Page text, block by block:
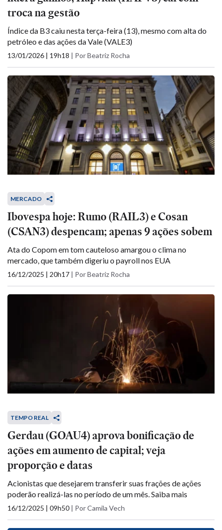
troca na gestão
Índice da B3 caiu nesta terça-feira (13), mesmo com alta do
petróleo e das ações da Vale (VALE3)
13/01/2026 | 19h18 | Por Beatriz Rocha
MERCADO
Ibovespa hoje: Rumo (RAIL3) e Cosan
(CSAN3) despencam; apenas 9 ações sobem
Ata do Copom em tom cauteloso amargou o clima no
mercado, que também digeriu o payroll nos EUA
16/12/2025 | 20h17 | Por Beatriz Rocha
TEMPO REAL
Gerdau (GOAU4) aprova bonificação de
ações em aumento de capital; veja
proporção e datas
Acionistas que desejarem transferir suas frações de ações
poderão realizá-las no período de um mês. Saiba mais
16/12/2025 | 09h50 | Por Camila Vech